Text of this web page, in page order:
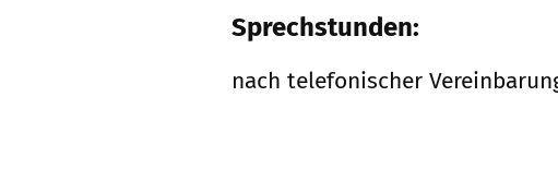
Sprechstunden:
nach telefonischer